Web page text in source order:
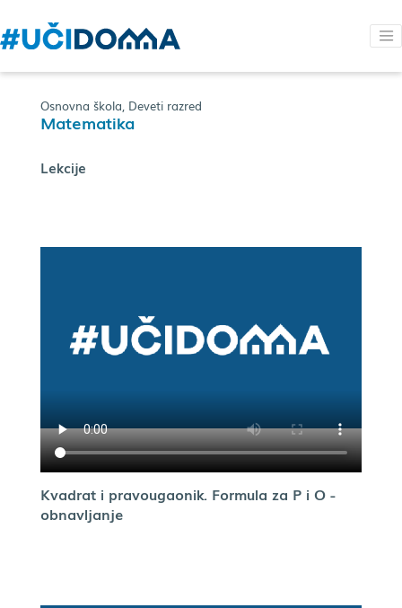
Osnovna škola, Deveti razred
Matematika
Lekcije
Kvadrat i pravougaonik. Formula za P i O -
obnavljanje